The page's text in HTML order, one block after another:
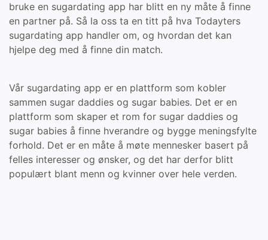
bruke en sugardating app har blitt en ny måte å finne
en partner på. Så la oss ta en titt på hva Todayters
sugardating app handler om, og hvordan det kan
hjelpe deg med å finne din match.
Vår sugardating app er en plattform som kobler
sammen sugar daddies og sugar babies. Det er en
plattform som skaper et rom for sugar daddies og
sugar babies å finne hverandre og bygge meningsfylte
forhold. Det er en måte å møte mennesker basert på
felles interesser og ønsker, og det har derfor blitt
populært blant menn og kvinner over hele verden.